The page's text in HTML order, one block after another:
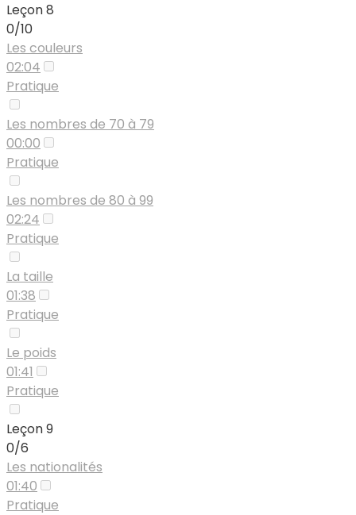
Leçon 8
0/10
Les couleurs
02:04
Pratique
Les nombres de 70 à 79
00:00
Pratique
Les nombres de 80 à 99
02:24
Pratique
La taille
01:38
Pratique
Le poids
01:41
Pratique
Leçon 9
0/6
Les nationalités
01:40
Pratique